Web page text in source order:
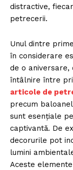
distractive,
petrecerii.
Unul dintre
în considerare
de o aniversare,
întâlnire între
articole de
precum
sunt esențiale
captivantă. De
decorurile pot
lumini
Aceste